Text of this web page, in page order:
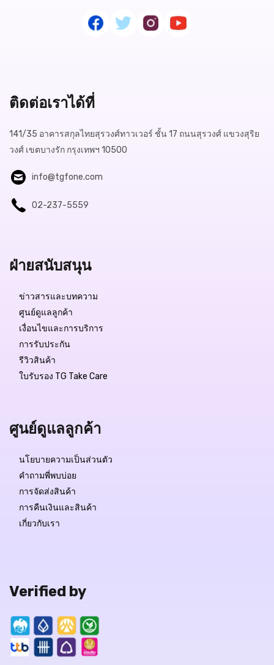
฿17,999.-
สถานะสินค้า:
ติดต่อเราได้ที่
141/35 อาคารสกุลไทยสุรวงศ์ทาวเวอร์ ชั้น 17 ถนนสุรวงศ์ แขวงสุริย
วงศ์ เขตบางรัก กรุงเทพฯ 10500
info@tgfone.com
02-237-5559
ฝ่ายสนับสนุน
ข่าวสารและบทความ
ศูนย์ดูแลลูกค้า
เงื่อนไขและการบริการ
การรับประกัน
รีวิวสินค้า
ใบรับรอง TG Take Care
ศูนย์ดูแลลูกค้า
นโยบายความเป็นส่วนตัว
คำถามพี่พบบ่อย
การจัดส่งสินค้า
การคืนเงินและสินค้า
เกี่ยวกับเรา
Verified by